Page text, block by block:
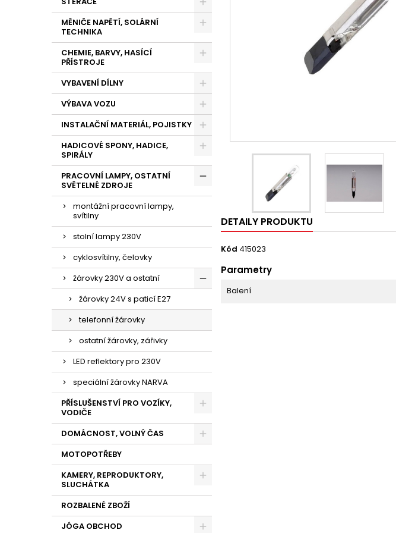
MĚNIČE NAPĚTÍ, SOLÁRNÍ
TECHNIKA
CHEMIE, BARVY, HASÍCÍ
PŘÍSTROJE
VYBAVENÍ DÍLNY
VÝBAVA VOZU
INSTALAČNÍ MATERIÁL, POJISTKY
HADICOVÉ SPONY, HADICE,
SPIRÁLY
PRACOVNÍ LAMPY, OSTATNÍ
SVĚTELNÉ ZDROJE
montážní pracovní lampy,
svítilny
stolní lampy 230V
cyklosvítilny, čelovky
žárovky 230V a ostatní
žárovky 24V s paticí E27
telefonní žárovky
ostatní žárovky, zářivky
LED reflektory pro 230V
speciální žárovky NARVA
PŘÍSLUŠENSTVÍ PRO VOZÍKY,
VODIČE
DOMÁCNOST, VOLNÝ ČAS
MOTOPOTŘEBY
KAMERY, REPRODUKTORY,
SLUCHÁTKA
ROZBALENÉ ZBOŽÍ
JÓGA OBCHOD
DETAILY PRODUKTU
Kód 415023
Parametry
Balení